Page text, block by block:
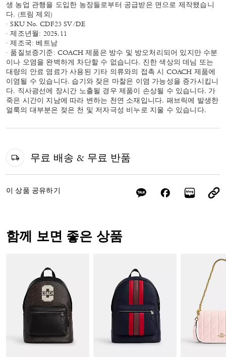
생 농업 관행을 도입한 농장들로부터 공급받은 면으로 제작됐습니
다. (트림 제외)
· SKU No. CDF23 SV/DE
· 제조년월: 2025.11
· 제조국: 베트남
· 품질보증기준: COACH 제품은 방수 및 방오처리되어 있지만 수분
이나 오염을 완벽하게 차단할 수 없습니다. 진한 색상의 데님 또는
대량의 안료 염료가 사용된 기타 의류와의 접촉 시 COACH 제품에
이염될 수 있습니다. 습기와 잦은 마찰은 이염 가능성을 증가시킵니
다. 직사광선에 장시간 노출될 경우 제품이 손상될 수 있습니다. 가
죽은 시간이 지남에 따라 변하는 천연 소재입니다. 패브릭에 발생한
얼룩의 대부분은 젖은 천 및 저자극성 비누로 지울 수 있습니다.
무료 배송 & 무료 반품
이 상품 공유하기
함께 보면 좋은 상품